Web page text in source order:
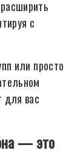
с
или просто
для вас
— это